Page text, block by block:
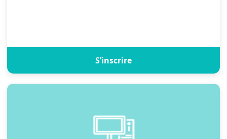
S’inscrire